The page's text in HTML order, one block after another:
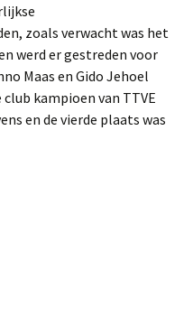
zoals verwacht was het
werd er gestreden voor
Maas en Gido Jehoel
kampioen van TTVE
en de vierde plaats was